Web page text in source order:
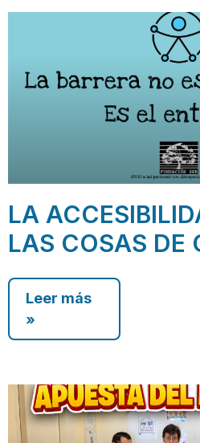
LA
LAS COSAS DE
Leer más
»